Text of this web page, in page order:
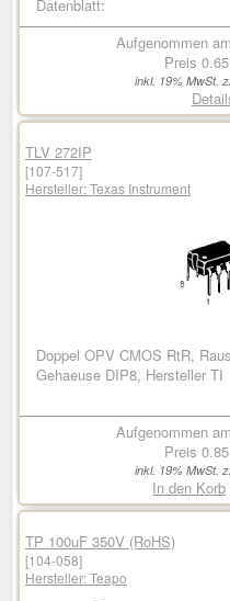
Datenblatt:
Aufgenommen
Preis
inkl. 19% MwSt.
TLV 272IP
[107-517]
Hersteller:Texas Instrument
Doppel OPV CMOS RtR,
Gehaeuse DIP8, Hersteller TI
Aufgenommen
Preis
inkl. 19% MwSt.
In den Korb
TP 100uF 350V (RoHS)
[104-058]
Hersteller:Teapo